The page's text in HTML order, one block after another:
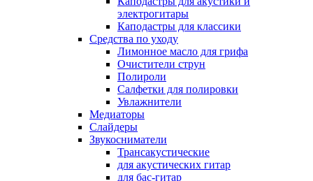
электрогитары
Каподастры для классики
Средства по уходу
Лимонное масло для грифа
Очистители струн
Полироли
Салфетки для полировки
Увлажнители
Медиаторы
Слайдеры
Звукосниматели
Трансакустические
для акустических гитар
для бас-гитар